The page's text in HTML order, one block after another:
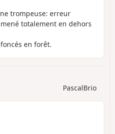
trompeuse: erreur
totalement en dehors
en forêt.
PascalBrio